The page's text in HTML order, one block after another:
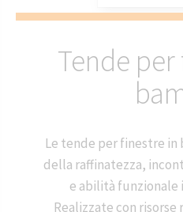
Tende
Le tende per finestre
della raffinatezza,
e abilità funzionale
Realizzate con